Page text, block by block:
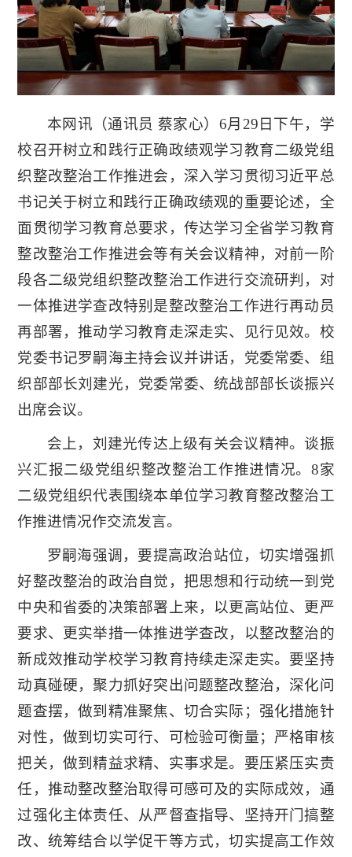
本网讯（通讯员 蔡家心）6月29日下午，学
校召开树立和践行正确政绩观学习教育二级党组
织整改整治工作推进会，深入学习贯彻习近平总
书记关于树立和践行正确政绩观的重要论述，全
面贯彻学习教育总要求，传达学习全省学习教育
整改整治工作推进会等有关会议精神，对前一阶
段各二级党组织整改整治工作进行交流研判，对
一体推进学查改特别是整改整治工作进行再动员
再部署，推动学习教育走深走实、见行见效。校
党委书记罗嗣海主持会议并讲话，党委常委、组
织部部长刘建光，党委常委、统战部部长谈振兴
出席会议。
会上，刘建光传达上级有关会议精神。谈振
兴汇报二级党组织整改整治工作推进情况。8家
二级党组织代表围绕本单位学习教育整改整治工
作推进情况作交流发言。
罗嗣海强调，要提高政治站位，切实增强抓
好整改整治的政治自觉，把思想和行动统一到党
中央和省委的决策部署上来，以更高站位、更严
要求、更实举措一体推进学查改，以整改整治的
新成效推动学校学习教育持续走深走实。要坚持
动真碰硬，聚力抓好突出问题整改整治，深化问
题查摆，做到精准聚焦、切合实际；强化措施针
对性，做到切实可行、可检验可衡量；严格审核
把关，做到精益求精、实事求是。要压紧压实责
任，推动整改整治取得可感可及的实际成效，通
过强化主体责任、从严督查指导、坚持开门搞整
改、统筹结合以学促干等方式，切实提高工作效